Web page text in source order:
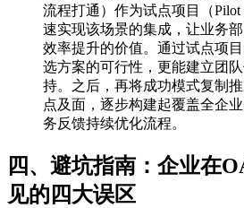
流程打通）作为试点项目（Pilot
速实现该场景的集成，让业务
效率提升的价值。通过试点项
选方案的可行性，更能建立团
持。之后，再将成功模式复制
点及面，逐步构建起覆盖全企
务反馈持续优化流程。
四、避坑指南：企业在
见的四大误区